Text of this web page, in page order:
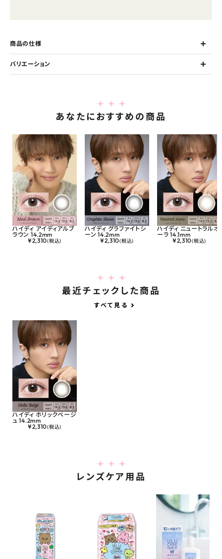
商品の仕様
バリエーション
あなたにおすすめの商品
ハイディ アイディアルブ
ラウン 14.2mm
¥2,310(税込)
ハイディ グラファイトシ
ーン 14.2mm
¥2,310(税込)
ハイディ ニュートラルオ
ーラ 14.1mm
¥2,310(税込)
最近チェックした商品
すべて見る
ハイディ ホリックベージ
ュ 14.2mm
¥2,310(税込)
レンズケア用品